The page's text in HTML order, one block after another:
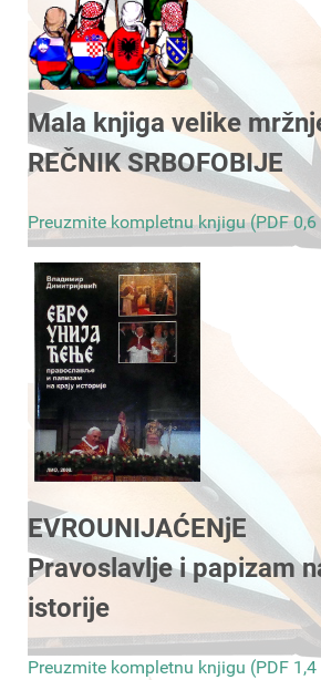
Mala knjiga velike
REČNIK SRBOFOBIJE
Preuzmite kompletnu knjigu (PDF 0,6
EVROUNIJAĆENjE
Pravoslavlje i papizam
istorije
Preuzmite kompletnu knjigu (PDF 1,4